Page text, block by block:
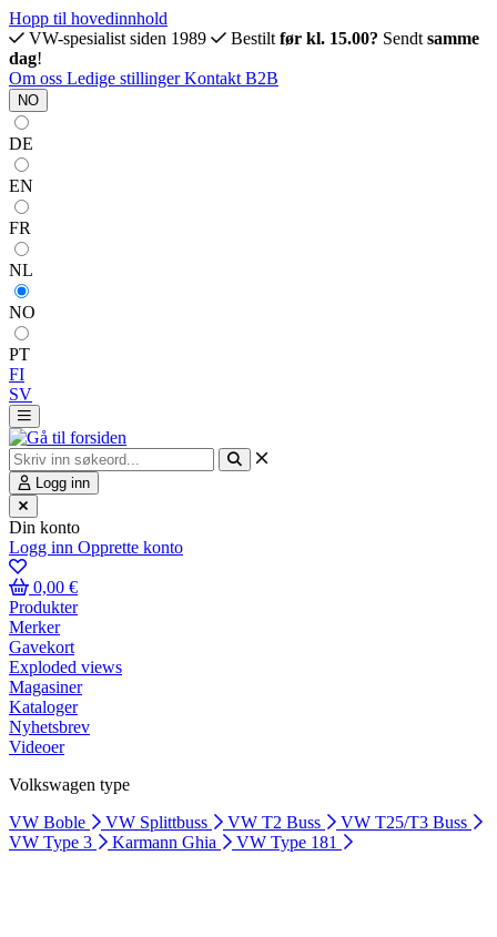
Hopp til hovedinnhold
VW-spesialist siden 1989
Bestilt før kl. 15.00? Sendt samme
dag!
Om oss Ledige stillingerKontakt B2B
NO
DE
EN
FR
NL
NO
PT
FI
SV
Logg inn
Din konto
Logg inn Opprette konto
0,00 €
Produkter
Merker
Gavekort
Exploded views
Magasiner
Kataloger
Nyhetsbrev
Videoer
Volkswagen type
VW Boble
VW Splittbuss VW T2 Buss
VW T25/T3 Buss
VW Type 3
Karmann Ghia VW Type 181